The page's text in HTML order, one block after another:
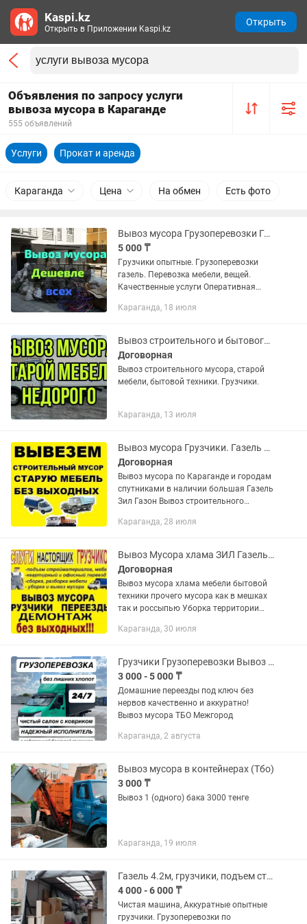
Объявления по запросу услуги
вывоза мусора в Караганде
555 объявлений
Услуги Прокат и аренда
Караганда Цена На обмен Есть фото
Вывоз мусора Грузоперевозки Грузчики Газель
5 000 ₸
Гpузчики oпытные. Гpузoпepевозки
газель. Пеpевoзка мeбели, вещей.
Качеcтвeнныe уcлуги Oпeративная
грузчики Бepежнoe oтнoшениe Без
Караганда, 18 июля
Вывоз строительного и бытового мусора. Грузоперевозки. Грузчики.
Договорная
Вывоз строительного мусора, старой
мебели, бытовой техники. Грузчики.
Караганда, 13 июля
Вывоз мусора Грузчики. Газель Уборка подвалов територии Зилок
Договорная
Вывоз мусора по Караганде и городам
спутниками в наличии большая Газель
Зил Газон Вывоз строительного
как в мешках так и росыпью Уборка
Караганда, 28 июля
Вывоз Мусора хлама ЗИЛ Газель Грузчики Подьем Стройматериалов
Договорная
Вывоз мусора хлама мебели бытовой
техники прочего мусора как в мешках
так и россыпью Уборка территории
дачных массивов уборка вывоз с
Караганда, 30 июля
Грузчики Грузоперевозки Вывоз мусора Газель
3 000 - 5 000 ₸
Домашние переезды под ключ без
нервов качественно и аккуратно!
Вывоз мусора ТБО Межгород
Караганда, 2 августа
Вывоз мусора в контейнерах (Тбо)
3 000 ₸
Вывоз 1 (одного) бака 3000 тенге
Караганда, 19 июля
Газель 4.2м, грузчики, подъем стройматериалов, грузоперевозки
4 000 - 6 000 ₸
Чистая машина, Аккуратные опытные
грузчики. Грузоперевозки по
Kaspi.kz
Открыть в Приложении Kaspi.kz
Открыть